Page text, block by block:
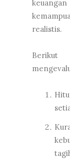
realistis.